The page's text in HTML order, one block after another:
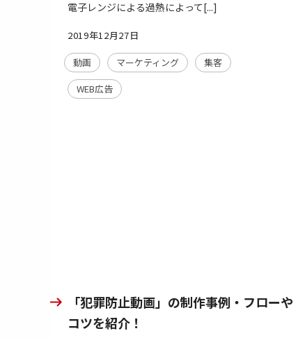
電子レンジによる過熱によって[...]
2019年12月27日
動画 マーケティング
集客
WEB広告
「犯罪防止動画」の制作事例・フローや
コツを紹介！